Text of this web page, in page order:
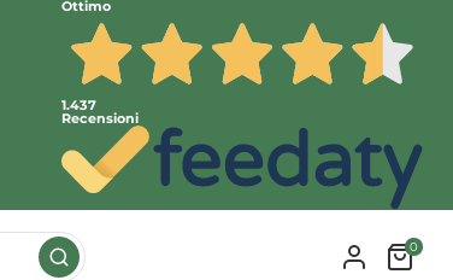
Ottimo
1.437
Recensioni
0